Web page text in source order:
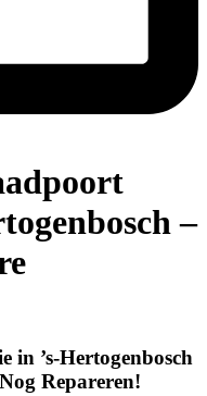
–
in ’s-Hertogenbosch
Repareren!